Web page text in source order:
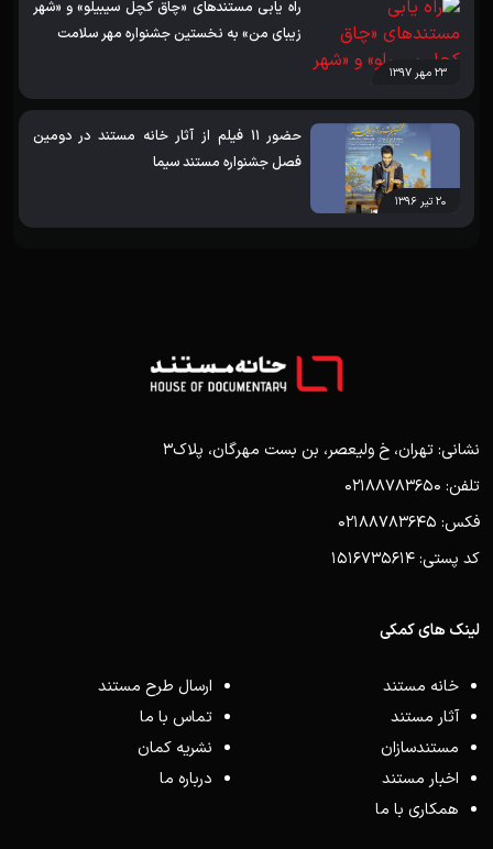
۲۳ مهر ۱۳۹۷
راه یابی مستندهای «چاق کچل سیبیلو» و «شهر
زیبای من» به نخستین جشنواره مهر سلامت
۲۰ تیر ۱۳۹۶
حضور 11 فیلم از آثار خانه مستند در دومین
فصل جشنواره مستند سیما
نشانی: تهران، خ ولیعصر، بن بست مهرگان، پلاک3
تلفن: 02188783650
فکس: 02188783645
کد پستی: 1516735614
لینک های کمکی
خانه مستند
آثار مستند
مستندسازان
اخبار مستند
همکاری با ما
ارسال طرح مستند
تماس با ما
نشریه کمان
درباره ما